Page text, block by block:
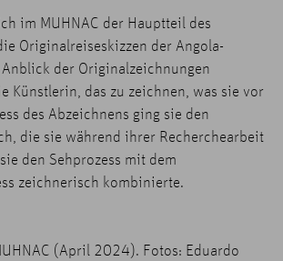
im MUHNAC der Hauptteil des
Originalreiseskizzen der Angola-
der Originalzeichnungen
Künstlerin, das zu zeichnen, was sie vor
des Abzeichnens ging sie den
die sie während ihrer Recherchearbeit
den Sehprozess mit dem
zeichnerisch kombinierte.
(April 2024). Fotos: Eduardo